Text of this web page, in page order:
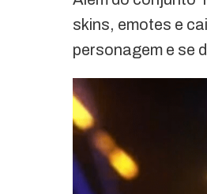
skins, emotes e
personagem e se